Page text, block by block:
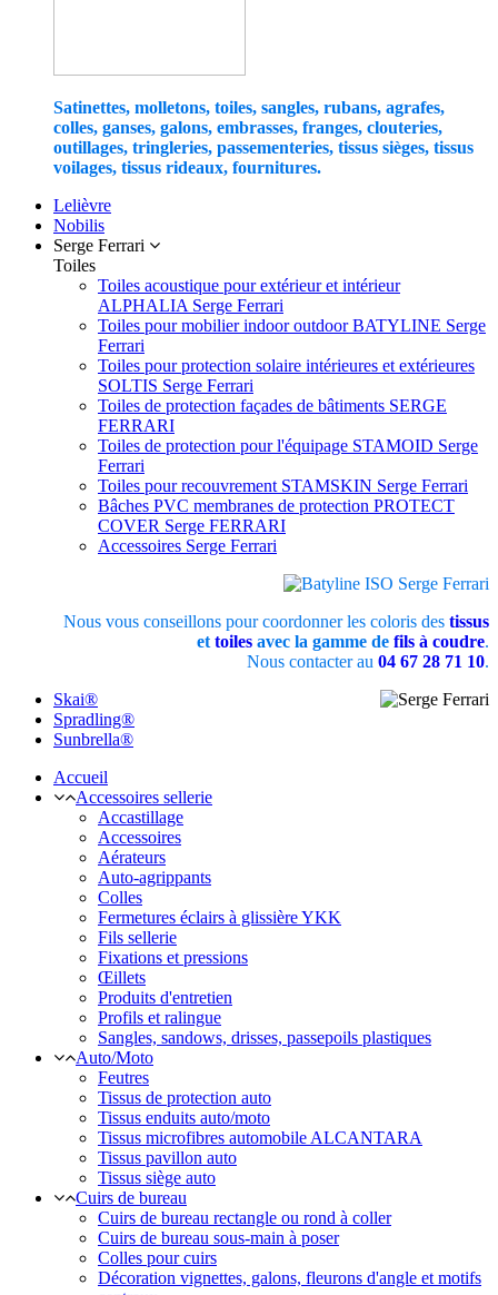
Satinettes, molletons, toiles, sangles, rubans, agrafes,
colles, ganses, galons, embrasses, franges, clouteries,
outillages, tringleries, passementeries, tissus sièges, tissus
voilages, tissus rideaux, fournitures.
Lelièvre
Nobilis
Serge Ferrari
Toiles
Toiles acoustique pour extérieur et intérieur
ALPHALIA Serge Ferrari
Toiles pour mobilier indoor outdoor BATYLINE Serge
Ferrari
Toiles pour protection solaire intérieures et extérieures
SOLTIS Serge Ferrari
Toiles de protection façades de bâtiments SERGE
FERRARI
Toiles de protection pour l'équipage STAMOID Serge
Ferrari
Toiles pour recouvrement STAMSKIN Serge Ferrari
Bâches PVC membranes de protection PROTECT
COVER Serge FERRARI
Accessoires Serge Ferrari
Nous vous conseillons pour coordonner les coloris des tissus
et toiles avec la gamme de fils à coudre.
Nous contacter au 04 67 28 71 10.
Skai®
Spradling®
Sunbrella®
Accueil
Accessoires sellerie
Accastillage
Accessoires
Aérateurs
Auto-agrippants
Colles
Fermetures éclairs à glissière YKK
Fils sellerie
Fixations et pressions
Œillets
Produits d'entretien
Profils et ralingue
Sangles, sandows, drisses, passepoils plastiques
Auto/Moto
Feutres
Tissus de protection auto
Tissus enduits auto/moto
Tissus microfibres automobile ALCANTARA
Tissus pavillon auto
Tissus siège auto
Cuirs de bureau
Cuirs de bureau rectangle ou rond à coller
Cuirs de bureau sous-main à poser
Colles pour cuirs
Décoration vignettes, galons, fleurons d'angle et motifs